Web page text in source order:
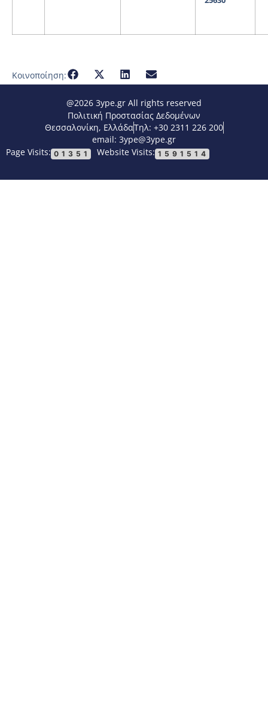
Κοινοποίηση:
@2026 3ype.gr All rights reserved
Πολιτική Προστασίας Δεδομένων
Θεσσαλονίκη, ΕλλάδαΤηλ: +30 2311 226 200
email: 3ype@3ype.gr
Page Visits: 01351 Website Visits: 1591514